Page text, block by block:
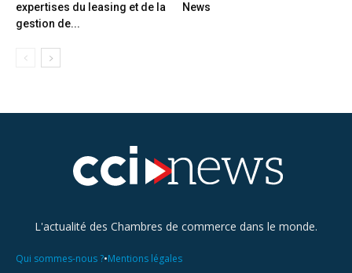
expertises du leasing et de la
gestion de...
News
L'actualité des Chambres de commerce dans le monde.
Qui sommes-nous ?•Mentions légales